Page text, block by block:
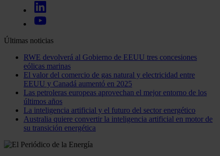
Últimas noticias
RWE devolverá al Gobierno de EEUU tres concesiones
eólicas marinas
El valor del comercio de gas natural y electricidad entre
EEUU y Canadá aumentó en 2025
Las petroleras europeas aprovechan el mejor entorno de los
últimos años
La inteligencia artificial y el futuro del sector energético
Australia quiere convertir la inteligencia artificial en motor de
su transición energética